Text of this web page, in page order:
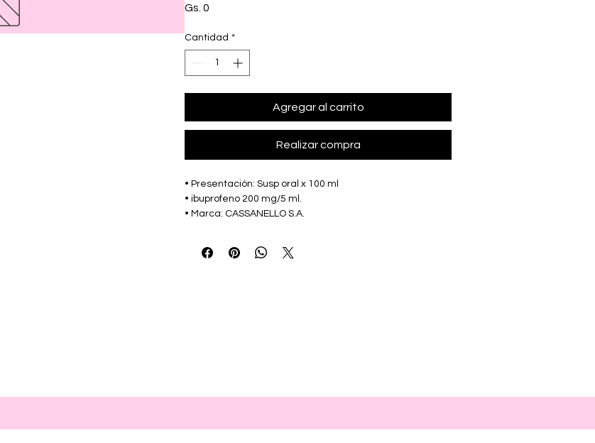
Gs. 0
Cantidad *
Agregar al carrito
Realizar compra
• Presentación: Susp oral x 100 ml
• ibuprofeno 200 mg/5 ml.
• Marca: CASSANELLO S.A.